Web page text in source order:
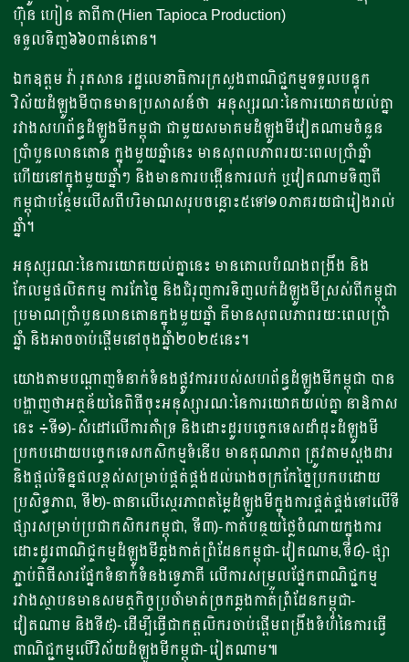
ហ៊ុន ហៀន តាពីកា (Hien Tapioca Production)
ទទួលទិញ៦៦០ពាន់តោន។
ឯកឧត្តម វ៉ា រុតសាន រដ្ឋលេខាធិការក្រសួងពាណិជ្ជកម្មទទួលបន្ទុក
វិស័យដំឡូងមីបានមានប្រសាសន៍ថា អនុស្សរណៈនៃការយោគយល់គ្នា
រវាងសហព័ន្ធដំឡូងមីកម្ពុជា ជាមួយសមាគមដំឡូងមីវៀតណាមចំនួន
ប្រាំបួនលានតោន ក្នុងមួយឆ្នាំនេះ មានសុពលភាពរយៈពេលប្រាំឆ្នាំ
ហើយនៅក្នុងមួយឆ្នាំៗ និងមានការបង្កើនការលក់ ឬវៀតណាមទិញពី
កម្ពុជាបន្ថែមលើសពីបរិមាណសរុបចន្លោះ៥ទៅ១០ភាគរយជារៀងរាល់
ឆ្នាំ។
អនុស្សរណៈនៃការយោគយល់គ្នានេះ មានគោលបំណងពង្រឹង និង
កែលម្អផលិតកម្ម ការកែច្នៃ និងជំរុញការទិញលក់ដំឡូងមីស្រស់ពីកម្ពុជា
ប្រមាណប្រាំបួនលានតោនក្នុងមួយឆ្នាំ គឺមានសុពលភាពរយៈពេលប្រាំ
ឆ្នាំ និងអាចចាប់ផ្តើមនៅចុងឆ្នាំ២០២៥នេះ។
យោងតាមបណ្តាញទំនាក់ទំនងផ្លូវការរបស់សហព័ន្ធដំឡូងមីកម្ពុជា បាន
បង្ហាញថាអត្ថន័យនៃពិធីចុះអនុស្សារណៈនៃការយោគយល់គ្នា នាឱកាស
នេះ ៖ទី១)-សំដៅលើការគាំទ្រ និងដោះដូរបច្ចេកទេសដាំដុះដំឡូងមី
ប្រកបដោយបច្ចេកទេសកសិកម្មទំនើប មានគុណភាព ត្រូវតាមស្តងដារ
និងផ្តល់ទិន្នផលខ្ពស់សម្រាប់ផ្គត់ផ្គង់ដល់រោងចក្រកែច្នៃប្រកបដោយ
ប្រសិទ្ធភាព, ទី២)-ធានាលើស្ថេរភាពតម្លៃដំឡូងមីក្នុងការផ្គត់ផ្គង់ទៅលើទី
ផ្សារសម្រាប់ប្រជាកសិករកម្ពុជា, ទី៣)-កាត់បន្ថយថ្លៃចំណាយក្នុងការ
ដោះដូរពាណិជ្ចកម្មដំឡូងមីឆ្លងកាត់ព្រំដែនកម្ពុជា-វៀតណាម,ទី៤)-ផ្សា
ភ្ជាប់ពិធីសារផ្នែកទំនាក់ទំនងទ្វេភាគី លើការសម្រួលផ្នែកពាណិជ្ជកម្ម
រវាងស្ថាបនមានសមត្ថកិច្ចប្រចាំមាត់ច្រកឆ្លងកាត់ព្រំដែនកម្ពុជា-
វៀតណាម និងទី៥)-ដើម្បីធ្វើជាកត្តលិករចាប់ផ្តើមពង្រឹងទំហំនៃការធ្វើ
ពាណិជ្ជកម្មលើវិស័យដំឡូងមីកម្ពុជា-រៀតណាម៕